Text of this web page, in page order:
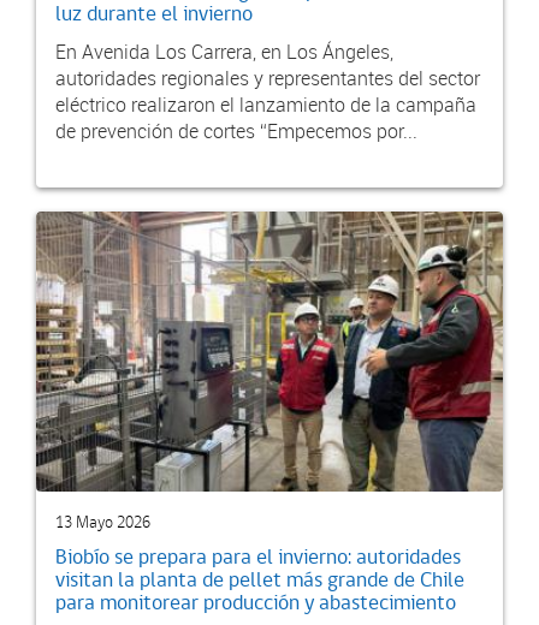
luz durante el invierno
En Avenida Los Carrera, en Los Ángeles,
autoridades regionales y representantes del sector
eléctrico realizaron el lanzamiento de la campaña
de prevención de cortes “Empecemos por...
13 Mayo 2026
Biobío se prepara para el invierno: autoridades
visitan la planta de pellet más grande de Chile
para monitorear producción y abastecimiento